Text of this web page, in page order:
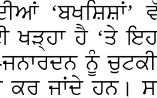
ਖੜ੍ਹਾ ਹੈ ‘ਤੇ
ਜਨਾਰਦਨ ਨੂੰ
ਕਰ ਜਾਂਦੇ ਹਨ।